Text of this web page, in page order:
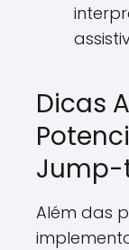
Dicas
Jump-
Além das